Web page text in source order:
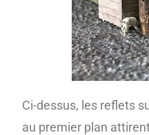
Ci-dessus, les reflets
au premier plan